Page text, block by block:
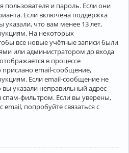
пользователя и пароль. Если они
Если включена поддержка
указали, что вам менее 13 лет,
На некоторых
все новые учётные записи были
или администратором до входа
в процессе
прислано email-сообщение,
Если email-сообщение не
указали неправильный адрес
спам-фильтром. Если вы уверены,
попробуйте связаться с